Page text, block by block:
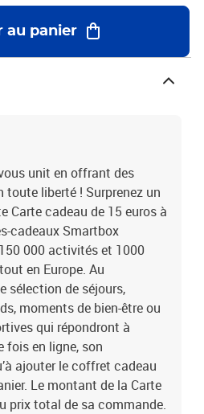
unique avec Smartbox !15 euros
à tout l’univers des expériences
au panier
unit en offrant des
toute liberté ! Surprenez un
Carte cadeau de 15 euros à
cadeaux Smartbox
000 activités et 1000
en Europe. Au
sélection de séjours,
moments de bien-être ou
qui répondront à
fois en ligne, son
ajouter le coffret cadeau
Le montant de la Carte
prix total de sa commande.